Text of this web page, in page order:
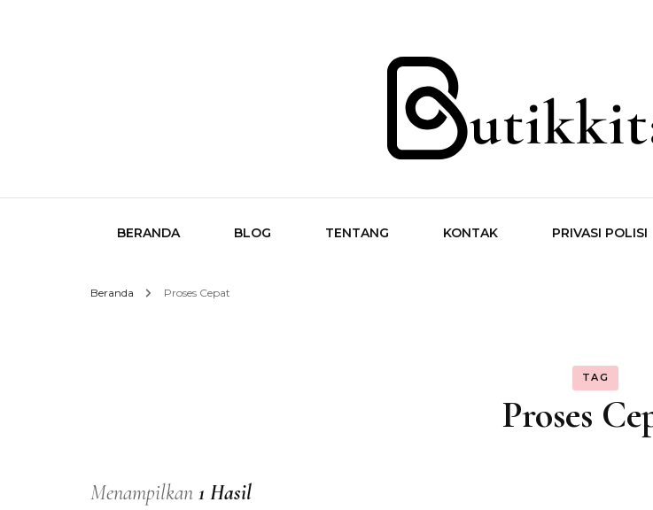
BERANDA BLOG TENTANG KONTAK PRIVASI POLISI
Beranda Proses Cepat
TAG
Proses
Menampilkan 1 Hasil